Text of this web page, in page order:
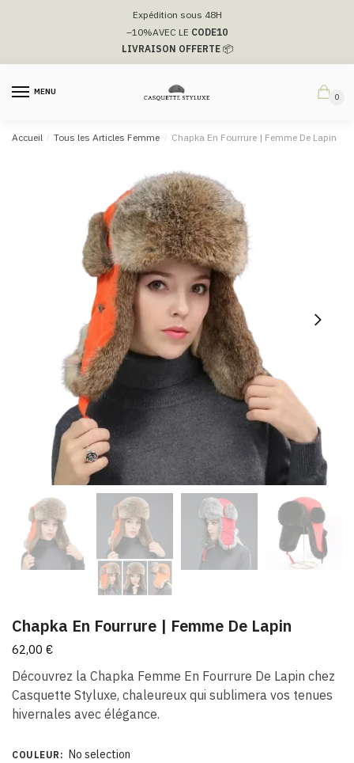
navigation
Expédition sous 48H
–10%AVEC LE CODE10
LIVRAISON OFFERTE📦
MENU
0
Accueil / Tous les Articles Femme / Chapka En Fourrure | Femme De Lapin
Chapka En Fourrure | Femme De Lapin
62,00 €
Découvrez la Chapka Femme En Fourrure De Lapin chez
Casquette Styluxe, chaleureux qui sublimera vos tenues
hivernales avec élégance.
COULEUR : No selection